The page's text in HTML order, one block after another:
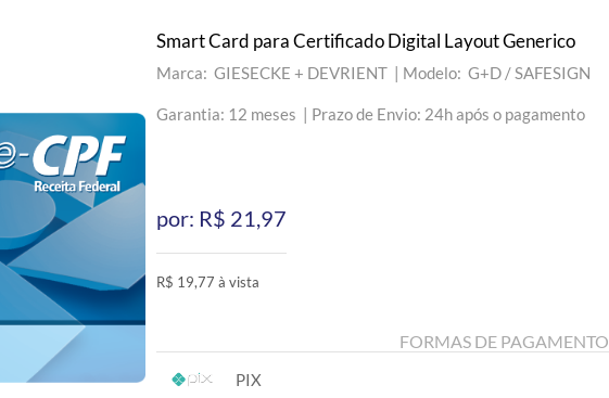
Smart Card para Certificado Digital Layout Generico
Marca: GIESECKE + DEVRIENT | Modelo: G+D / SAFESIGN
Garantia: 12 meses | Prazo de Envio: 24h após o pagamento
por: R$ 21,97
R$ 19,77 à vista
FORMAS DE PAGAMENTO
PIX